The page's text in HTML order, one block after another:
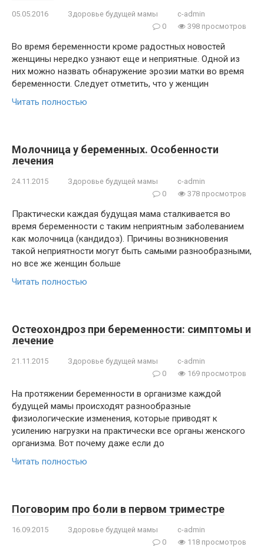
05.05.2016 Здоровье будущей мамы
c-admin
0
398 просмотров
Во время беременности кроме радостных новостей
женщины нередко узнают еще и неприятные. Одной из
них можно назвать обнаружение эрозии матки во время
беременности. Следует отметить, что у женщин
Читать полностью
Молочница у беременных. Особенности
лечения
24.11.2015 Здоровье будущей мамы
c-admin
0
378 просмотров
Практически каждая будущая мама сталкивается во
время беременности с таким неприятным заболеванием
как молочница (кандидоз). Причины возникновения
такой неприятности могут быть самыми разнообразными,
но все же женщин больше
Читать полностью
Остеохондроз при беременности: симптомы и
лечение
21.11.2015 Здоровье будущей мамы
c-admin
0
169 просмотров
На протяжении беременности в организме каждой
будущей мамы происходят разнообразные
физиологические изменения, которые приводят к
усилению нагрузки на практически все органы женского
организма. Вот почему даже если до
Читать полностью
Поговорим про боли в первом триместре
16.09.2015 Здоровье будущей мамы
c-admin
0
118 просмотров